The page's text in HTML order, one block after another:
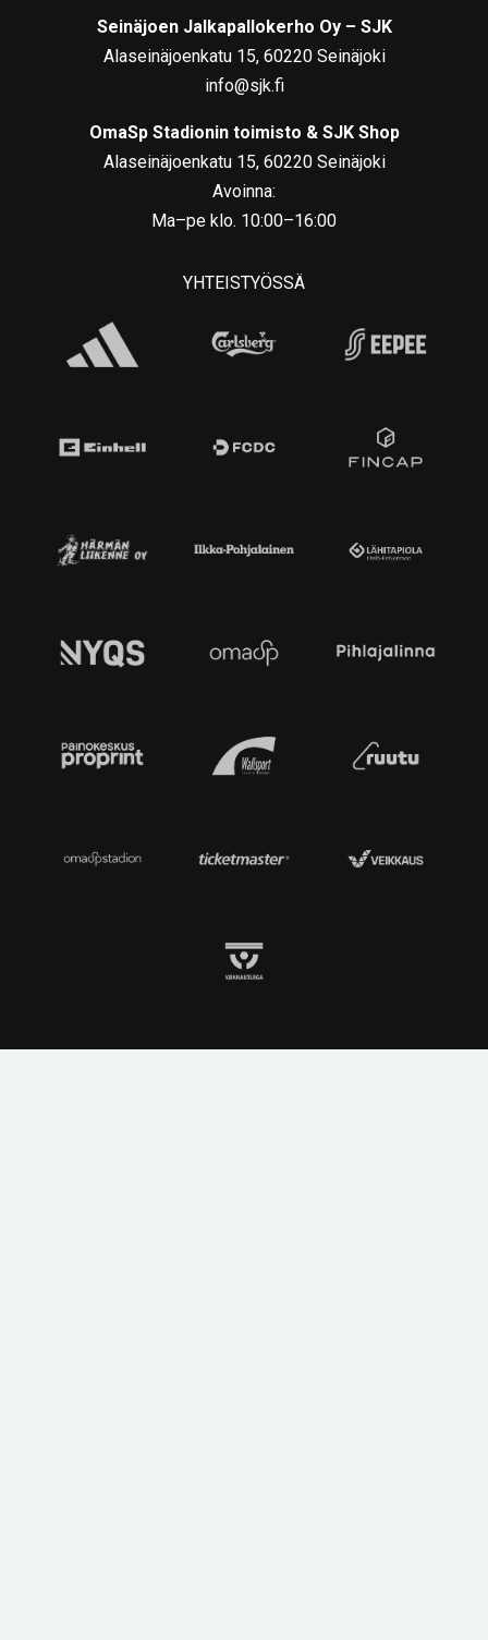
Seinäjoen Jalkapallokerho Oy – SJK
Alaseinäjoenkatu 15, 60220 Seinäjoki
info@sjk.fi
OmaSp Stadionin toimisto & SJK Shop
Alaseinäjoenkatu 15, 60220 Seinäjoki
Avoinna:
Ma–pe klo. 10:00–16:00
YHTEISTYÖSSÄ